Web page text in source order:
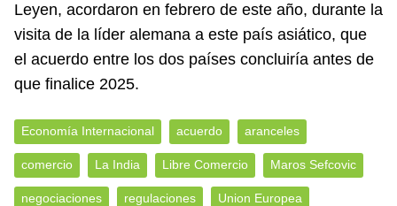
Leyen, acordaron en febrero de este año, durante la
visita de la líder alemana a este país asiático, que
el acuerdo entre los dos países concluiría antes de
que finalice 2025.
Economía Internacional acuerdo aranceles
comercio La India Libre Comercio Maros Sefcovic
negociaciones regulaciones Union Europea